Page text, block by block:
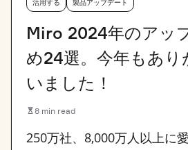
活用する 製品アップデート
Miro 2024年のアッ
め24選。今年もあり
いました！
8 min read
250万社、8,000万人以上に